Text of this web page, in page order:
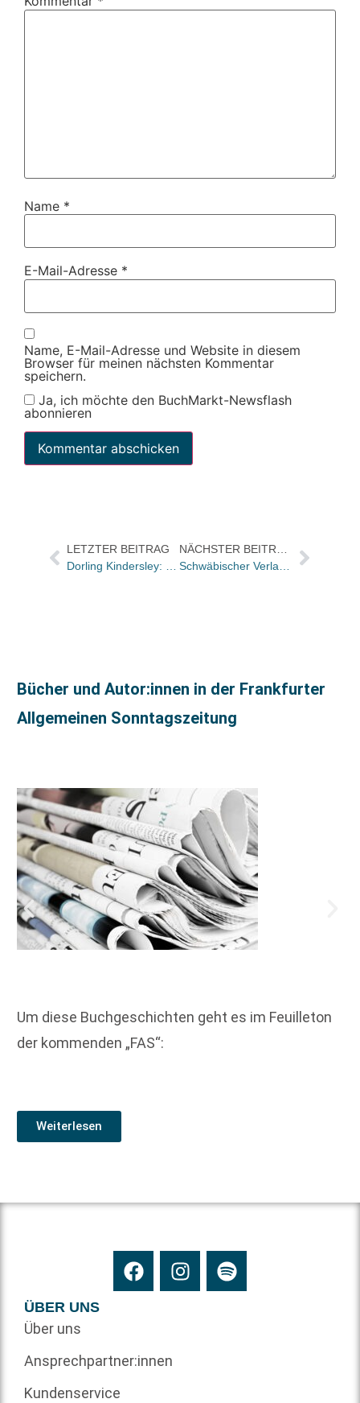
Name *
E-Mail-Adresse *
Name, E-Mail-Adresse und Website in diesem
Browser für meinen nächsten Kommentar
speichern.
Ja, ich möchte den BuchMarkt-Newsflash
abonnieren
LETZTER BEITRAG
Bücher und Autor:innen in der Frankfurter
Allgemeinen Sonntagszeitung
Um diese Buchgeschichten geht es im Feuilleton
der kommenden „FAS“:
Weiterlesen
ÜBER UNS
Über uns
Ansprechpartner:innen
Kundenservice